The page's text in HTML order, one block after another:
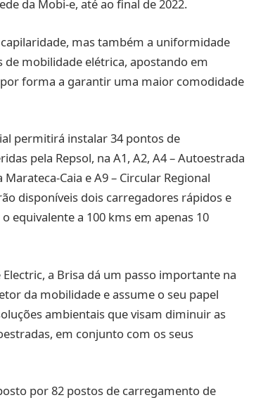
da Mobi-e, até ao final de 2022.
mas também a uniformidade
mobilidade elétrica, apostando em
forma a garantir uma maior comodidade
permitirá instalar 34 pontos de
pela Repsol, na A1, A2, A4 – Autoestrada
Caia e A9 – Circular Regional
disponíveis dois carregadores rápidos e
a 100 kms em apenas 10
a Brisa dá um passo importante na
da mobilidade e assume o seu papel
ambientais que visam diminuir as
em conjunto com os seus
por 82 postos de carregamento de